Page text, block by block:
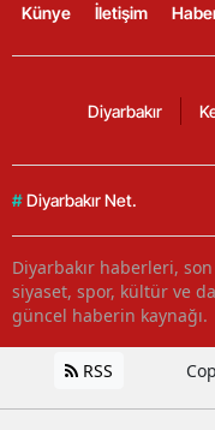
Künye İletişim
Diyarbakır
# Diyarbakır Net.
Diyarbakır haberleri,
siyaset, spor, kültür ve
güncel haberin kaynağı.
RSS